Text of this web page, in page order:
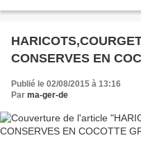
CONSERVES EN
Publié le 02/08/2015 à 13:16
Par ma-ger-de